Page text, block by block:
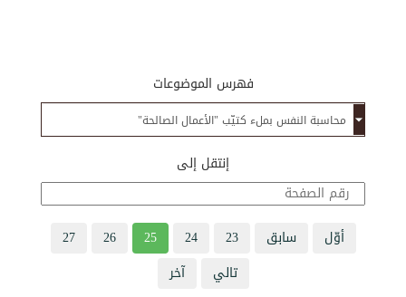
فهرس الموضوعات
إنتقل إلى
أوّل سابق 23
24
25
26
27
تالي
آخر